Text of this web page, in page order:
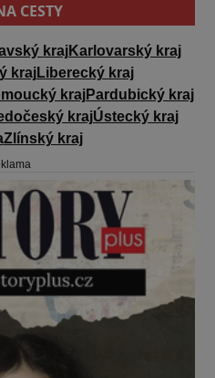
CESTY
krajKarlovarský kraj
krajLiberecký kraj
krajPardubický kraj
krajÚstecký kraj
Zlínský kraj